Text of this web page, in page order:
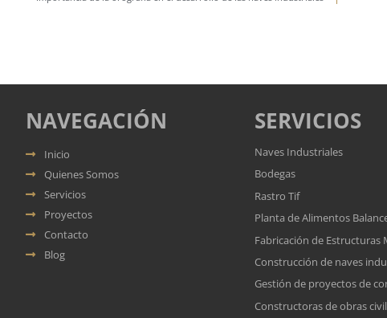
NAVEGACIÓN
Inicio
Quienes Somos
Servicios
Proyectos
Contacto
Blog
SERVICIOS
Naves Industriales
Bodegas
Rastro Tif
Planta de Alimentos
Fabricación de Estructuras
Construcción de naves
Gestión de proyectos de
Constructoras de obras